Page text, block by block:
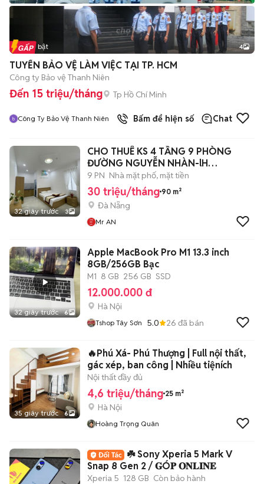
Tin nổi bật 4
TUYỂN BẢO VỆ LÀM VIỆC TẠI TP. HCM
Công ty Bảo vệ Thanh Niên
Đến 15 triệu/tháng Tp Hồ Chí Minh
Công Ty Bảo Vệ Thanh Niên Bấm để hiện số Chat
32 giây trước 3
CHO THUÊ KS 4 TẦNG 9 PHÒNG
ĐƯỜNG NGUYỄN NHÀN-lH
O796.6̲4̲6̲.6͙3͙6
9 PN Nhà mặt phố, mặt tiền
30 triệu/tháng 90 m²
Đà Nẵng
Mr AN
32 giây trước 6
Apple MacBook Pro M1 13.3 inch
8GB/256GB Bạc
M1 8 GB 256 GB SSD
12.000.000 đ
Hà Nội
Tshop Tây Sơn 5.0 26 đã bán
35 giây trước 6
🔥Phú Xá- Phú Thượng | Full nội thất,
gác xép, ban công | Nhiều tiệních
Nội thất đầy đủ
4,6 triệu/tháng 25 m²
Hà Nội
Hoàng Trọng Quân
☘️ Sony Xperia 5 Mark V
Snap 8 Gen 2 / 𝐆Ó𝐏 𝐎𝐍𝐋𝐈𝐍𝐄
Xperia 5 128 GB Còn bảo hành